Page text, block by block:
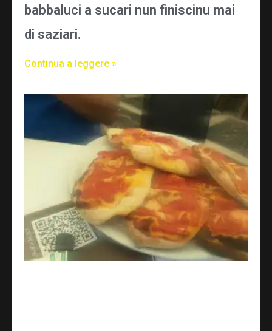
babbaluci a sucari nun finiscinu mai
di saziari.
Continua a leggere »